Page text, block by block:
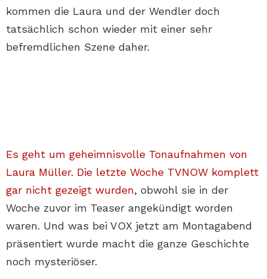
kommen die Laura und der Wendler doch
tatsächlich schon wieder mit einer sehr
befremdlichen Szene daher.
Es geht um geheimnisvolle Tonaufnahmen von
Laura Müller. Die letzte Woche TVNOW komplett
gar nicht gezeigt wurden, obwohl sie in der
Woche zuvor im Teaser angekündigt worden
waren. Und was bei VOX jetzt am Montagabend
präsentiert wurde macht die ganze Geschichte
noch mysteriöser.